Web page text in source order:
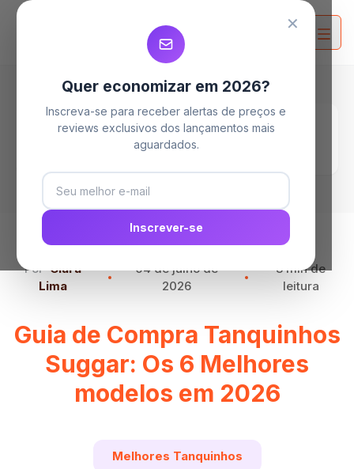
Home
Blog
Guia de Compra Tanquinhos Suggar: Os 6
Melhores modelos em 2026
Por Clara
Lima
04 de julho de
2026
8 min de
leitura
Guia de Compra Tanquinhos
Suggar: Os 6 Melhores
modelos em 2026
Melhores Tanquinhos
✕
Quer economizar em 2026?
Inscreva-se para receber alertas de preços e
reviews exclusivos dos lançamentos mais
aguardados.
Inscrever-se